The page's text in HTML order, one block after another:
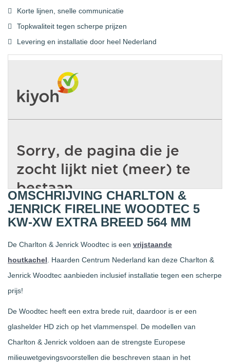
Korte lijnen, snelle communicatie
Topkwaliteit tegen scherpe prijzen
Levering en installatie door heel Nederland
OMSCHRIJVING CHARLTON &
JENRICK FIRELINE WOODTEC 5
KW-XW EXTRA BREED 564 MM
De Charlton & Jenrick Woodtec is een vrijstaande
houtkachel . Haarden Centrum Nederland kan deze Charlton &
Jenrick Woodtec aanbieden inclusief installatie tegen een scherpe
prijs!
De Woodtec heeft een extra brede ruit, daardoor is er een
glashelder HD zich op het vlammenspel. De modellen van
Charlton & Jenrick voldoen aan de strengste Europese
milieuwetgevingsvoorstellen die beschreven staan in het